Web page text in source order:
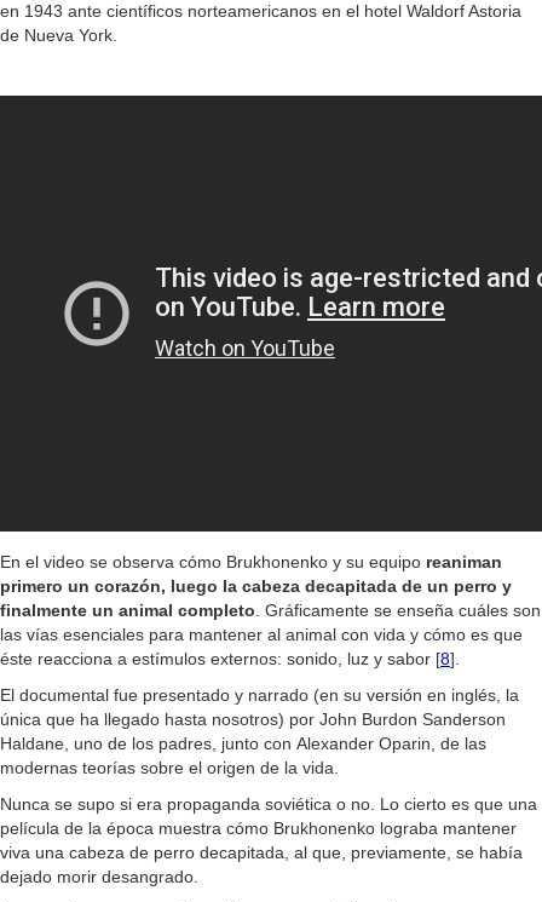
en 1943 ante científicos norteamericanos en el hotel Waldorf Astoria
de Nueva York.
En el video se observa cómo Brukhonenko y su equipo reaniman
primero un corazón, luego la cabeza decapitada de un perro y
finalmente un animal completo . Gráficamente se enseña cuáles son
las vías esenciales para mantener al animal con vida y cómo es que
éste reacciona a estímulos externos: sonido, luz y sabor [8].
El documental fue presentado y narrado (en su versión en inglés, la
única que ha llegado hasta nosotros) por John Burdon Sanderson
Haldane, uno de los padres, junto con Alexander Oparin, de las
modernas teorías sobre el origen de la vida.
Nunca se supo si era propaganda soviética o no. Lo cierto es que una
película de la época muestra cómo Brukhonenko lograba mantener
viva una cabeza de perro decapitada, al que, previamente, se había
dejado morir desangrado.